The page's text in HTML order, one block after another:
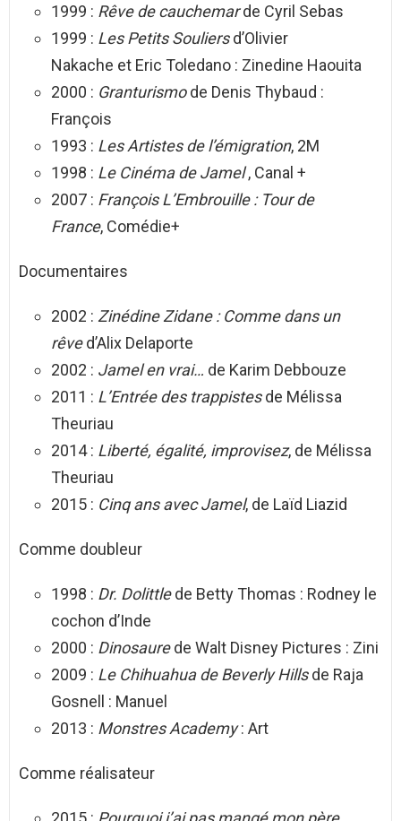
1999 : Rêve de cauchemarde Cyril Sebas
1999 : Les Petits Souliersd’Olivier
Nakache et Eric Toledano : Zinedine Haouita
2000 : Granturismode Denis Thybaud :
François
1993 : Les Artistes de l’émigration, 2M
1998 : Le Cinéma de Jamel, Canal +
2007 : François L’Embrouille : Tour de
France, Comédie+
Documentaires
2002 : Zinédine Zidane : Comme dans un
rêved’Alix Delaporte
2002 : Jamel en vrai… de Karim Debbouze
2011 : L’Entrée des trappistesde Mélissa
Theuriau
2014 : Liberté, égalité, improvisez, de Mélissa
Theuriau
2015 : Cinq ans avec Jamel, de Laïd Liazid
Comme doubleur
1998 : Dr. Dolittlede Betty Thomas : Rodney le
cochon d’Inde
2000 : Dinosaurede Walt Disney Pictures : Zini
2009 : Le Chihuahua de Beverly Hillsde Raja
Gosnell : Manuel
2013 : Monstres Academy: Art
Comme réalisateur